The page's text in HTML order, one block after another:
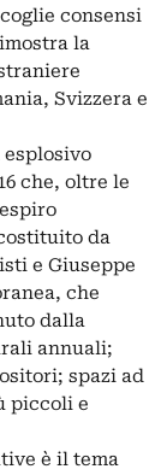
consensi
la
Svizzera e
esplosivo
che, oltre le
da
e Giuseppe
che
dalla
annuali;
spazi ad
piccoli e
è il tema